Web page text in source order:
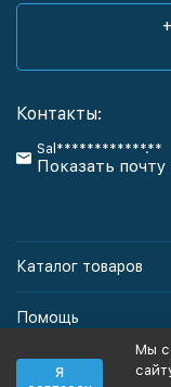
Контакты:
Sal************.**
Показать почту
Каталог товаров
Помощь
Информация
Я
Мы